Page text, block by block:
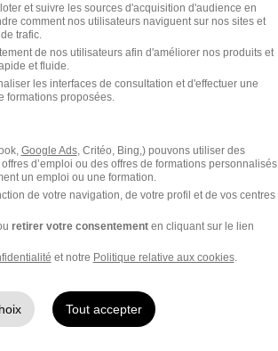
H/F
€ / an
et suivre les sources d'acquisition d'audience en
comment nos utilisateurs naviguent sur nos sites et
trafic.
de nos utilisateurs afin d'améliorer nos produits et
et fluide.
les interfaces de consultation et d'effectuer une
formations proposées.
Google Ads, Critéo, Bing,) pouvons utiliser des
d’emploi ou des offres de formations personnalisés
un emploi ou une formation.
de votre navigation, de votre profil et de vos centres
retirer votre consentementen cliquant sur le lien
et notre Politique relative aux cookies.
Tout accepter